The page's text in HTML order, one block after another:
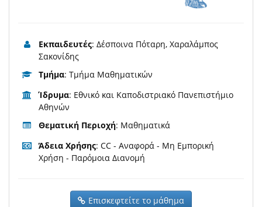
Εκπαιδευτές: Δέσποινα Πόταρη, Χαραλάμπος
Σακονίδης
Τμήμα: Τμήμα Μαθηματικών
Ίδρυμα: Εθνικό και Καποδιστριακό Πανεπιστήμιο
Αθηνών
Θεματική Περιοχή: Μαθηματικά
Άδεια Χρήσης: CC - Αναφορά - Μη Εμπορική
Χρήση - Παρόμοια Διανομή
Επισκεφτείτε το μάθημα